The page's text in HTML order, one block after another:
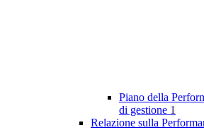
Piano della
di gestione 1
Relazione sulla